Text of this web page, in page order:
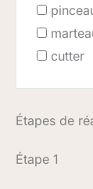
cutter
Étapes de
Étape 1